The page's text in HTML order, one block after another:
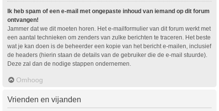
Ik heb spam of een e-mail met ongepaste inhoud van iemand op dit forum
ontvangen!
Jammer dat we dit moeten horen. Het e-mailformulier van dit forum werkt met
een aantal technieken om zenders van zulke berichten te traceren. Het beste
wat je kan doen is de beheerder een kopie van het bericht e-mailen, inclusief
de headers (hierin staan de details van de gebruiker die de e-mail stuurde).
Deze zal dan de nodige stappen ondernemen.
Omhoog
Vrienden en vijanden